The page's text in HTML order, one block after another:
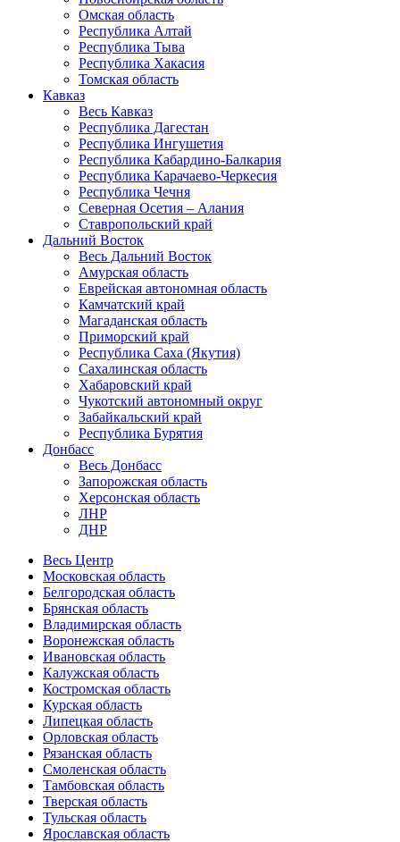
Омская область
Республика Алтай
Республика Тыва
Республика Хакасия
Томская область
Кавказ
Весь Кавказ
Республика Дагестан
Республика Ингушетия
Республика Кабардино-Балкария
Республика Карачаево-Черкесия
Республика Чечня
Северная Осетия – Алания
Ставропольский край
Дальний Восток
Весь Дальний Восток
Амурская область
Еврейская автономная область
Камчатский край
Магаданская область
Приморский край
Республика Саха (Якутия)
Сахалинская область
Хабаровский край
Чукотский автономный округ
Забайкальский край
Республика Бурятия
Донбасс
Весь Донбасс
Запорожская область
Херсонская область
ЛНР
ДНР
Весь Центр
Московская область
Белгородская область
Брянская область
Владимирская область
Воронежская область
Ивановская область
Калужская область
Костромская область
Курская область
Липецкая область
Орловская область
Рязанская область
Смоленская область
Тамбовская область
Тверская область
Тульская область
Ярославская область